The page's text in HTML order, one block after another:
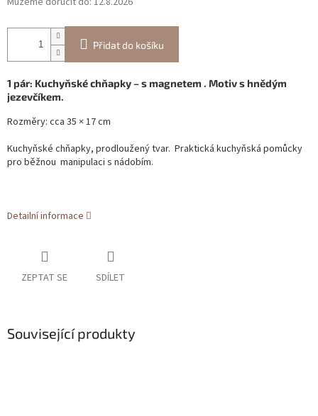
Přidat do košíku
1 pár: Kuchyňské chňapky – s magnetem . Motiv s hnědým
jezevčíkem.
Rozměry: cca 35 × 17 cm
Kuchyňské chňapky, prodloužený tvar. Praktická kuchyňská pomůcky
pro běžnou manipulaci s nádobím.
Detailní informace
ZEPTAT SE SDÍLET
Související produkty